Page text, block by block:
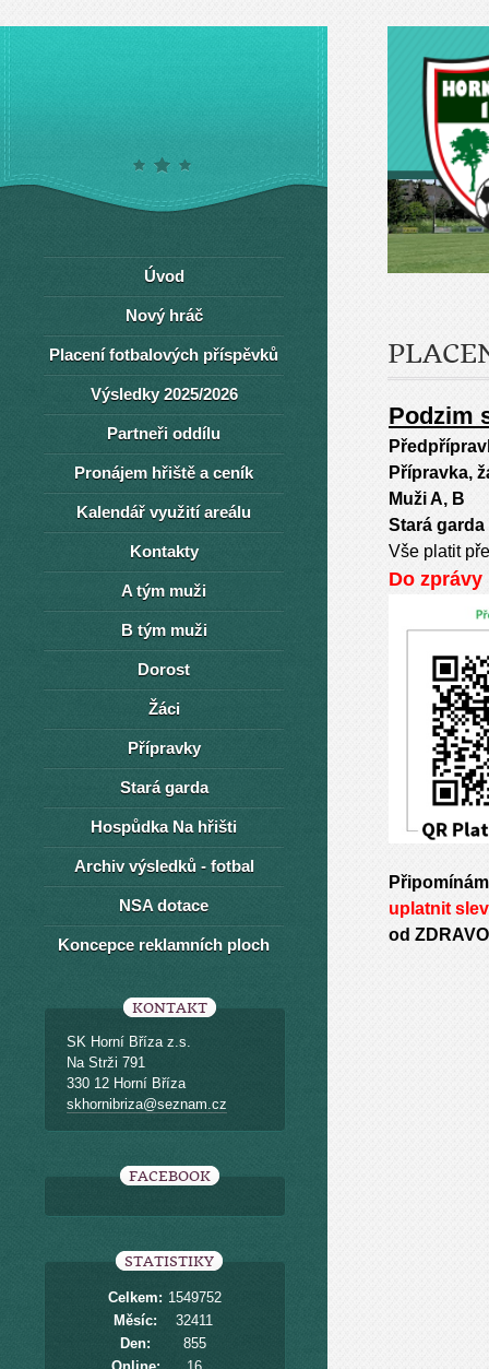
Podzim
Přípravka,
Muži A,
Stará
Vše platit
Do
uplatnit
od
Úvod
Nový hráč
Placení fotbalových příspěvků
Výsledky 2025/2026
Partneři oddílu
Pronájem hřiště a ceník
Kalendář využití areálu
Kontakty
A tým muži
B tým muži
Dorost
Žáci
Přípravky
Stará garda
Hospůdka Na hřišti
Archiv výsledků - fotbal
NSA dotace
Koncepce reklamních ploch
KONTAKT
SK Horní Bříza z.s.
Na Strži 791
330 12 Horní Bříza
skhornibriza@seznam.cz
FACEBOOK
STATISTIKY
Celkem: 1549752
Měsíc:
32411
Den:
855